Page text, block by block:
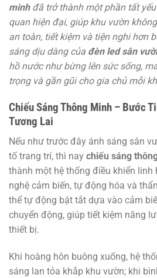
minhđã trở thành một phần tất
quan hiện đại, giúp khu vườn
an toàn, tiết kiệm và tiện nghi hơn
sáng dịu dàng của đèn led sân
hồ nước như bừng lên sức sống,
trọng và gần gũi cho gia chủ mỗi
Chiếu Sáng Thông Minh – Bước
Tương Lai
Nếu như trước đây ánh sáng sân
tố trang trí, thì nay chiếu sáng
thành một hệ thống điều khiển linh
nghệ cảm biến, tự động hóa và
thể tự động bật tắt dựa vào cảm
chuyển động, giúp tiết kiệm năng
thiết bị.
Khi hoàng hôn buông xuống, hệ
sáng lan tỏa khắp khu vườn; khi